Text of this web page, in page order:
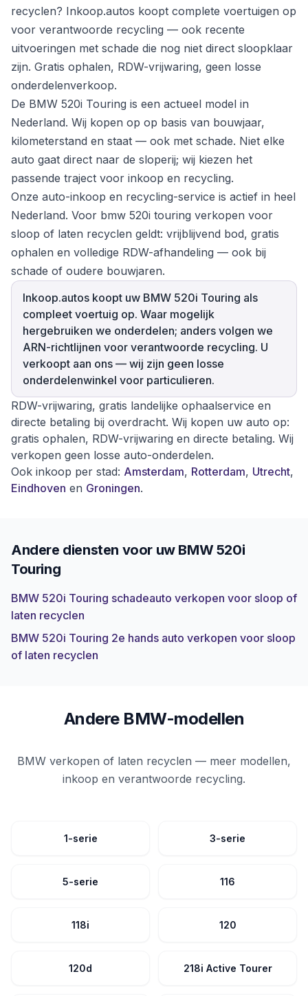
recyclen? Inkoop.autos koopt complete voertuigen op
voor verantwoorde recycling — ook recente
uitvoeringen met schade die nog niet direct sloopklaar
zijn. Gratis ophalen, RDW-vrijwaring, geen losse
onderdelenverkoop.
De BMW 520i Touring is een actueel model in
Nederland. Wij kopen op op basis van bouwjaar,
kilometerstand en staat — ook met schade. Niet elke
auto gaat direct naar de sloperij; wij kiezen het
passende traject voor inkoop en recycling.
Onze auto-inkoop en recycling-service is actief in heel
Nederland. Voor bmw 520i touring verkopen voor
sloop of laten recyclen geldt: vrijblijvend bod, gratis
ophalen en volledige RDW-afhandeling — ook bij
schade of oudere bouwjaren.
Inkoop.autos koopt uw BMW 520i Touring als
compleet voertuig op. Waar mogelijk
hergebruiken we onderdelen; anders volgen we
ARN-richtlijnen voor verantwoorde recycling. U
verkoopt aan ons — wij zijn geen losse
onderdelenwinkel voor particulieren.
RDW-vrijwaring, gratis landelijke ophaalservice en
directe betaling bij overdracht. Wij kopen uw auto op:
gratis ophalen, RDW-vrijwaring en directe betaling. Wij
verkopen geen losse auto-onderdelen.
Ook inkoop per stad: Amsterdam, Rotterdam, Utrecht,
Eindhoven en Groningen.
Andere diensten voor uw BMW 520i
Touring
BMW 520i Touring schadeauto verkopen voor sloop of
laten recyclen
BMW 520i Touring 2e hands auto verkopen voor sloop
of laten recyclen
Andere BMW-modellen
BMW verkopen of laten recyclen — meer modellen,
inkoop en verantwoorde recycling.
1-serie 3-serie
5-serie 116
118i 120
120d 218i Active Tourer